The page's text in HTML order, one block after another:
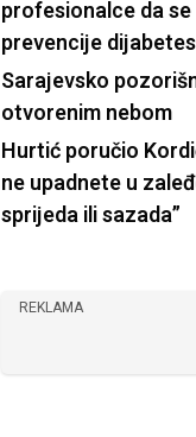
profesionalce da
prevencije
Sarajevsko
otvorenim nebom
Hurtić poručio
ne upadnete u
sprijeda ili sazada”
REKLAMA